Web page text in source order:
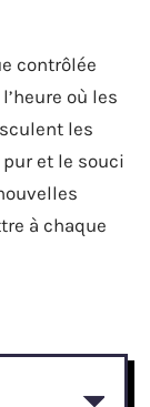
contrôlée
où les
les
et le souci
à chaque